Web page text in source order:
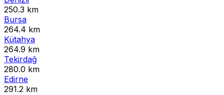
250.3 km
Bursa
264.4 km
Kütahya
264.9 km
Tekirdağ
280.0 km
Edirne
291.2 km